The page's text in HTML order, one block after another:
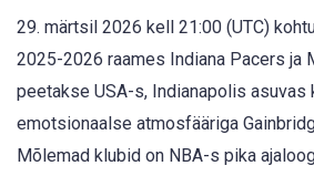
29. märtsil 2026 kell 21:00 (UTC)
2025-2026 raames Indiana Pacers ja
peetakse USA-s, Indianapolis asuvas
emotsionaalse atmosfääriga
Mõlemad klubid on NBA-s pika